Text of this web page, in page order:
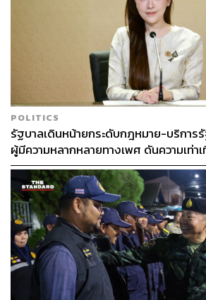
POLITICS
รัฐบาลเดินหน้ายกระดับกฎหมาย-บริการ
ผู้มีความหลากหลายทางเพศ ดันความเท่า
หลักสูตรในห้องเรียนถึงที่ทำงาน